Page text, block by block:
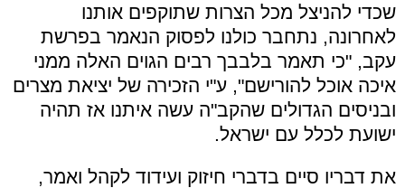
שכדי להניצל מכל הצרות שתוקפים אותנו
לאחרונה, נתחבר כולנו לפסוק הנאמר בפרשת
עקב, "כי תאמר בלבבך רבים הגוים האלה ממני
איכה אוכל להורישם", ע"י הזכירה של יציאת מצרים
ובניסים הגדולים שהקב"ה עשה איתנו אז תהיה
ישועת לכלל עם ישראל.
את דבריו סיים בדברי חיזוק ועידוד לקהל ואמר,